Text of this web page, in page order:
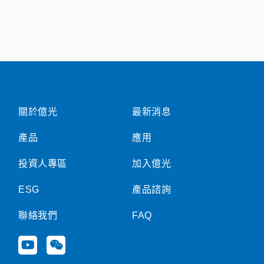
關於億光
產品
投資人專區
ESG
聯絡我們
Y
o
W
e
最新消息
應用
加入億光
產品諮詢
FAQ